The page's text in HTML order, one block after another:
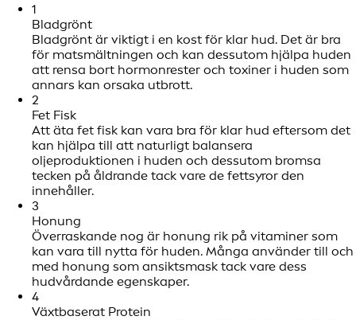
1
Bladgrönt
Bladgrönt är viktigt i en kost för klar hud. Det är bra
för matsmältningen och kan dessutom hjälpa huden
att rensa bort hormonrester och toxiner i huden som
annars kan orsaka utbrott.
2
Fet Fisk
Att äta fet fisk kan vara bra för klar hud eftersom det
kan hjälpa till att naturligt balansera
oljeproduktionen i huden och dessutom bromsa
tecken på åldrande tack vare de fettsyror den
innehåller.
3
Honung
Överraskande nog är honung rik på vitaminer som
kan vara till nytta för huden. Många använder till och
med honung som ansiktsmask tack vare dess
hudvårdande egenskaper.
4
Växtbaserat Protein